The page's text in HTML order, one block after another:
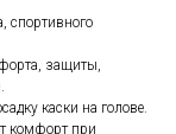
спортивного
защиты,
каски на голове.
комфорт при